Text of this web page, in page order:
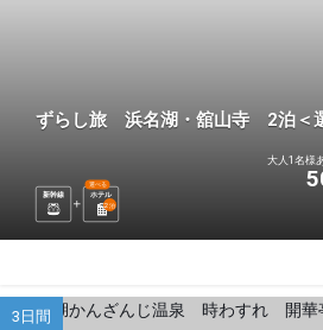
ずらし旅 浜名湖・舘山寺 2泊＜
新幹線 ホテル
選べる
2泊
大人1名様
3日間